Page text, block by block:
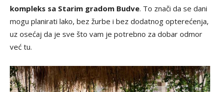
kompleks sa Starim gradom Budve. To znači da se dani
mogu planirati lako, bez žurbe i bez dodatnog opterećenja,
uz osećaj da je sve što vam je potrebno za dobar odmor
već tu.